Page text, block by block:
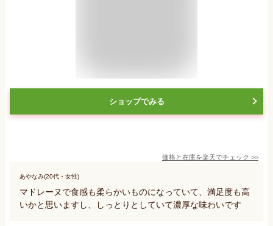
ショップでみる
価格と在庫を楽天でチェック >>
あやなみ(20代・女性)
マドレーヌで食感も柔らかいものになっていて、満足度も高
いかと思いますし、しっとりとしていて濃厚な味わいです